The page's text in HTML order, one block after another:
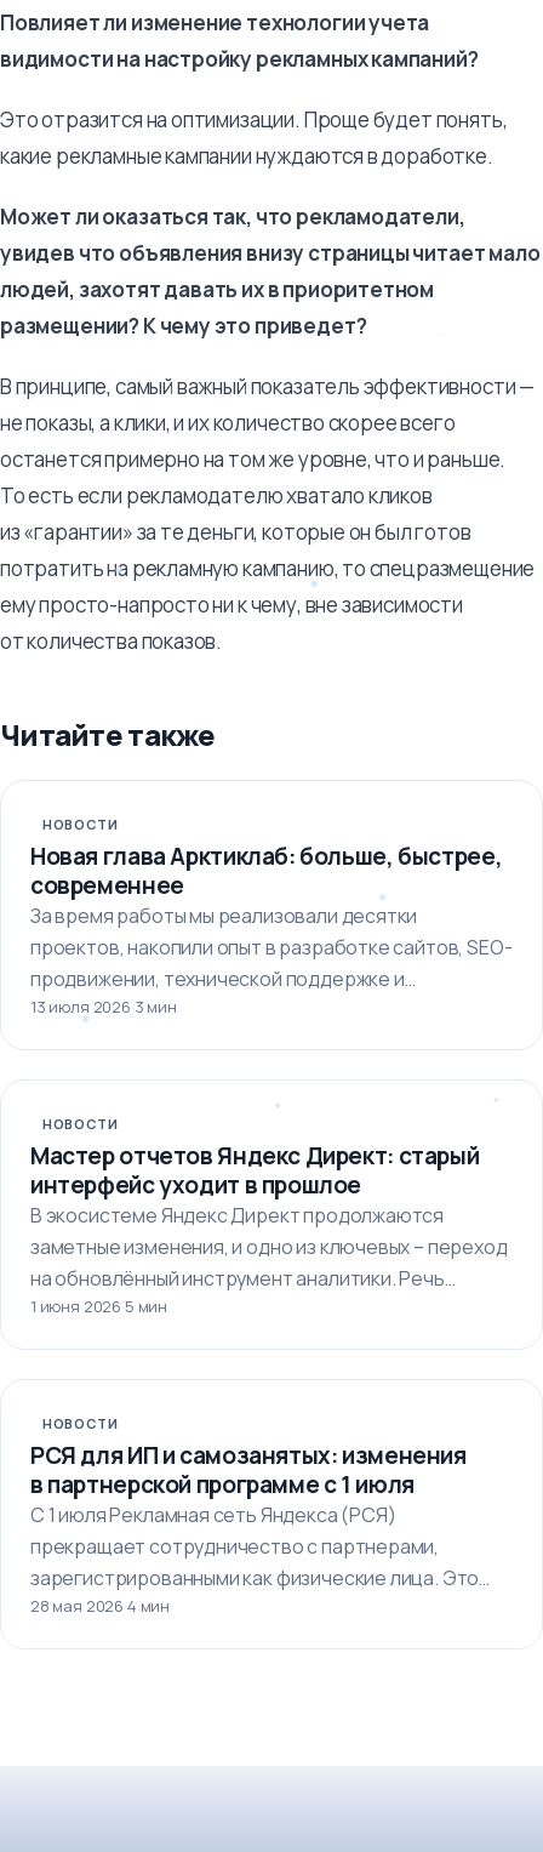
Повлияет ли изменение технологии учета
видимости на настройку рекламных кампаний?
Это отразится на оптимизации. Проще будет понять,
какие рекламные кампании нуждаются в доработке.
Может ли оказаться так, что рекламодатели,
увидев что объявления внизу страницы читает мало
людей, захотят давать их в приоритетном
размещении? К чему это приведет?
В принципе, самый важный показатель эффективности —
не показы, а клики, и их количество скорее всего
останется примерно на том же уровне, что и раньше.
То есть если рекламодателю хватало кликов
из «гарантии» за те деньги, которые он был готов
потратить на рекламную кампанию, то спецразмещение
ему просто-напросто ни к чему, вне зависимости
от количества показов.
Читайте также
НОВОСТИ
Новая глава Арктиклаб: больше, быстрее,
современнее
За время работы мы реализовали десятки
проектов, накопили опыт в разработке сайтов, SEO-
продвижении, технической поддержке и
автоматизации бизнес-процессов.…
13 июля 2026·3 мин
НОВОСТИ
Мастер отчетов Яндекс Директ: старый
интерфейс уходит в прошлое
В экосистеме Яндекс Директ продолжаются
заметные изменения, и одно из ключевых – переход
на обновлённый инструмент аналитики. Речь…
1 июня 2026·5 мин
НОВОСТИ
РСЯ для ИП и самозанятых: изменения
в партнерской программе с 1 июля
С 1 июля Рекламная сеть Яндекса (РСЯ)
прекращает сотрудничество с партнерами,
зарегистрированными как физические лица. Это
означает, что…
28 мая 2026·4 мин